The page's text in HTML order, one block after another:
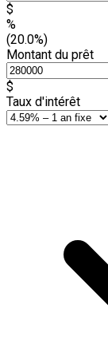
$
%
(20.0%)
Montant du prêt
$
Taux d'intérêt